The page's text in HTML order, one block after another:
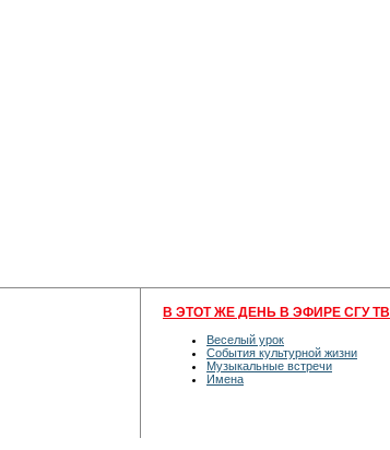
В ЭТОТ ЖЕ ДЕНЬ В ЭФИРЕ СГУ ТВ
Веселый урок
События культурной жизни
Музыкальные встречи
Имена